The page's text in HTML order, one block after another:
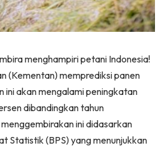
menghampiri petani Indonesia!
(Kementan) memprediksi panen
ini akan mengalami peningkatan
dibandingkan tahun
ini didasarkan
Statistik (BPS) yang menunjukkan